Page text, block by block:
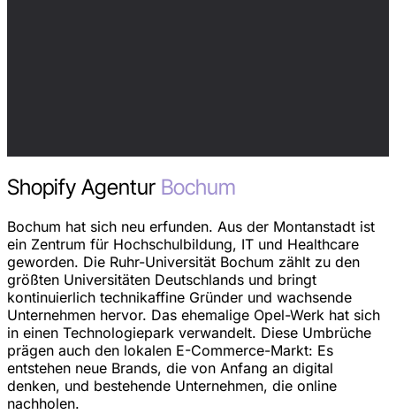
Shopify Agentur Bochum
Bochum hat sich neu erfunden. Aus der Montanstadt ist
ein Zentrum für Hochschulbildung, IT und Healthcare
geworden. Die Ruhr-Universität Bochum zählt zu den
größten Universitäten Deutschlands und bringt
kontinuierlich technikaffine Gründer und wachsende
Unternehmen hervor. Das ehemalige Opel-Werk hat sich
in einen Technologiepark verwandelt. Diese Umbrüche
prägen auch den lokalen E-Commerce-Markt: Es
entstehen neue Brands, die von Anfang an digital
denken, und bestehende Unternehmen, die online
nachholen.